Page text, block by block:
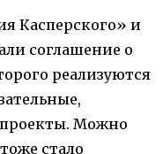
Касперского» и
соглашение о
реализуются
Можно
стало